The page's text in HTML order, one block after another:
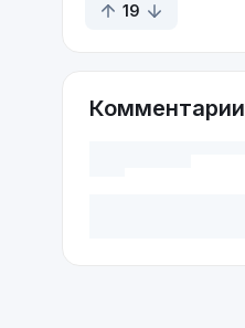
19
Комментарии